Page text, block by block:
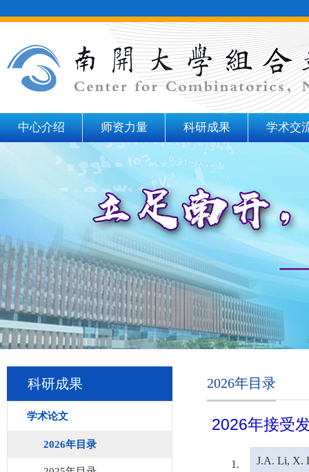
中心介绍 师资力量 科研成果 学术交
科研成果
学术论文
2026年目录
2026年目录
2026年接受
1. J.A. Li, X.